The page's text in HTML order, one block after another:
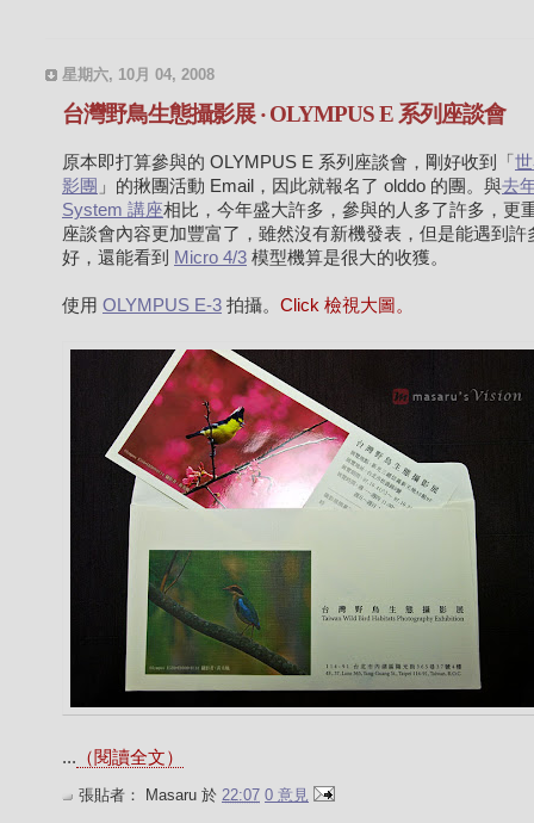
星期六, 10月 04, 2008
台灣野鳥生態攝影展 ‧ OLYMPUS E 系列座談會
原本即打算參與的 OLYMPUS E 系列座談會，剛好收到「
影團 」的揪團活動 Email，因此就報名了 olddo 的團。與去
System 講座相比，今年盛大許多，參與的人多了許多，更
座談會內容更加豐富了，雖然沒有新機發表，但是能遇到許
好，還能看到
Micro 4/3 模型機算是很大的收獲。
使用 OLYMPUS E-3 拍攝。 Click 檢視大圖。
... （閱讀全文）
張貼者： Masaru 於 22:07 0 意見